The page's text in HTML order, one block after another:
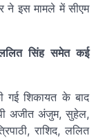
ने इस मामले में सीएम
सिंह समेत कई
गई शिकायत के बाद
अजीत अंजुम, सुहेल,
राशिद, ललित